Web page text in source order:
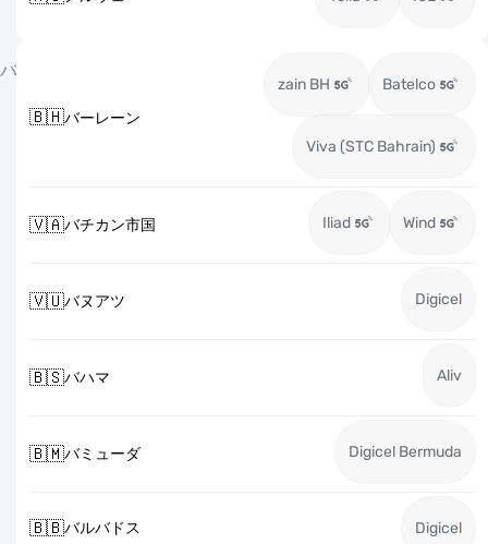
バ
🇧🇭バーレーン
zain BH Batelco
Viva (STC Bahrain)
🇻🇦バチカン市国 Iliad Wind
🇻🇺バヌアツ Digicel
🇧🇸バハマ Aliv
🇧🇲バミューダ Digicel Bermuda
🇧🇧バルバドス Digicel